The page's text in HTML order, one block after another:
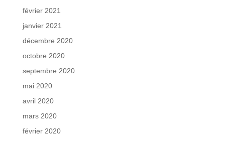
février 2021
janvier 2021
décembre 2020
octobre 2020
septembre 2020
mai 2020
avril 2020
mars 2020
février 2020